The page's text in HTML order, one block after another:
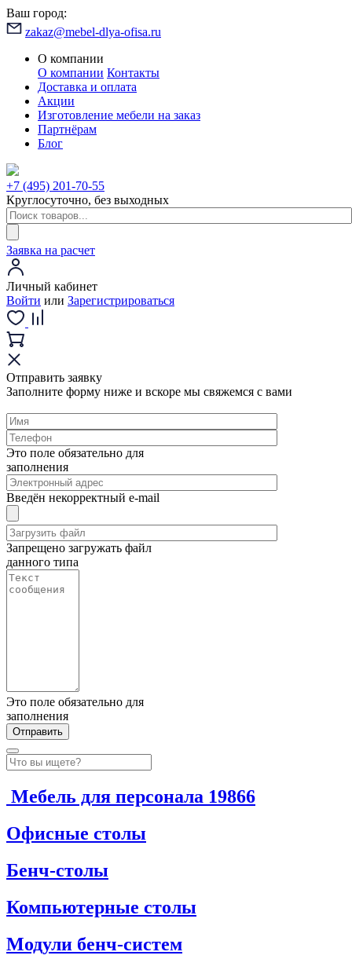
Ваш город:
zakaz@mebel-dlya-ofisa.ru
О компании
О компании Контакты
Доставка и оплата
Акции
Изготовление мебели на заказ
Партнёрам
Блог
+7 (495) 201-70-55
Круглосуточно, без выходных
Заявка на расчет
Личный кабинет
Войти или Зарегистрироваться
Отправить заявку
Заполните форму ниже и вскоре мы свяжемся с вами
Это поле обязательно для
заполнения
Введён некорректный e-mail
Запрещено загружать файл
данного типа
Это поле обязательно для
заполнения
Мебель для персонала 19866
Офисные столы
Бенч-столы
Компьютерные столы
Модули бенч-систем